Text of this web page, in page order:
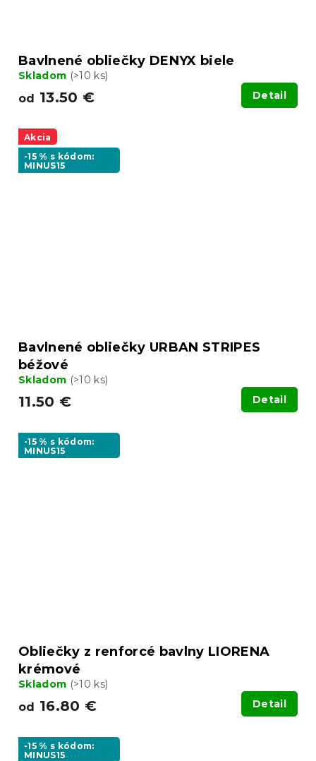
Bavlnené obliečky DENYX biele
Skladom (>10 ks)
od 13.50 € Detail
Akcia
-15 % s kódom:
MINUS15
Bavlnené obliečky URBAN STRIPES
béžové
Skladom (>10 ks)
11.50 € Detail
-15 % s kódom:
MINUS15
Obliečky z renforcé bavlny LIORENA
krémové
Skladom (>10 ks)
od 16.80 € Detail
-15 % s kódom:
MINUS15